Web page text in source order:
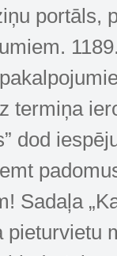
portāls,
termiņa
dod
Sadaļa